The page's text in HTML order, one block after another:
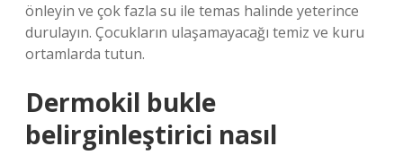
önleyin ve çok fazla su ile temas halinde yeterince
durulayın. Çocukların ulaşamayacağı temiz ve kuru
ortamlarda tutun.
Dermokil bukle
belirginleştirici nasıl